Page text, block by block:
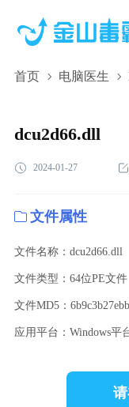
首页 电脑医生
dcu2d66.dll
2024-01-27
文件属性
文件名称：dcu2d66.dll
文件类型：64位PE文件
应用平台：Windows平